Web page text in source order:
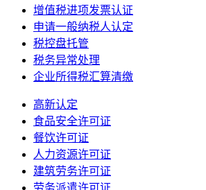
增值税进项发票认证
申请一般纳税人认定
税控盘托管
税务异常处理
企业所得税汇算清缴
高新认定
食品安全许可证
餐饮许可证
人力资源许可证
建筑劳务许可证
劳务派遣许可证